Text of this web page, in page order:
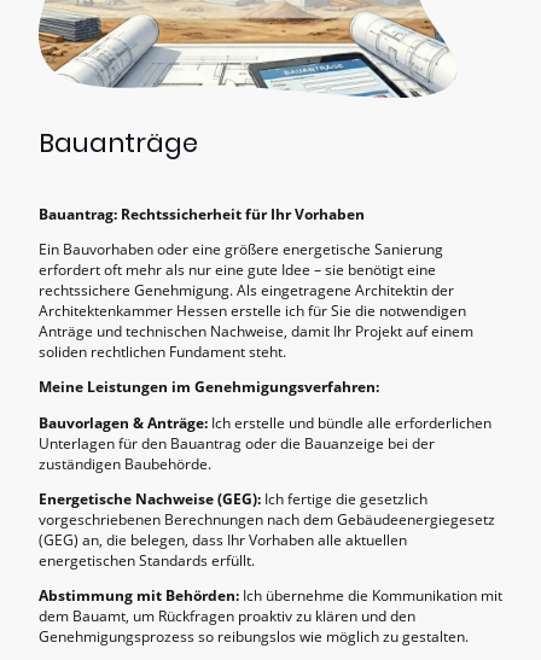
Bauanträge
Bauantrag: Rechtssicherheit für Ihr Vorhaben
Ein Bauvorhaben oder eine größere energetische Sanierung
erfordert oft mehr als nur eine gute Idee – sie benötigt eine
rechtssichere Genehmigung. Als eingetragene Architektin der
Architektenkammer Hessen erstelle ich für Sie die notwendigen
Anträge und technischen Nachweise, damit Ihr Projekt auf einem
soliden rechtlichen Fundament steht.
Meine Leistungen im Genehmigungsverfahren:
Bauvorlagen & Anträge: Ich erstelle und bündle alle erforderlichen
Unterlagen für den Bauantrag oder die Bauanzeige bei der
zuständigen Baubehörde.
Energetische Nachweise (GEG): Ich fertige die gesetzlich
vorgeschriebenen Berechnungen nach dem Gebäudeenergiegesetz
(GEG) an, die belegen, dass Ihr Vorhaben alle aktuellen
energetischen Standards erfüllt.
Abstimmung mit Behörden: Ich übernehme die Kommunikation mit
dem Bauamt, um Rückfragen proaktiv zu klären und den
Genehmigungsprozess so reibungslos wie möglich zu gestalten.